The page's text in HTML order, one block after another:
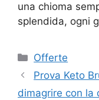
una chioma
splendida, ogni
Categorie
Offerte
Prova Keto
dimagrire con la